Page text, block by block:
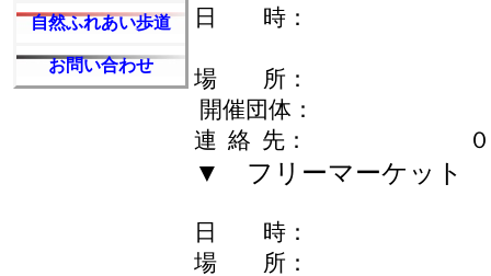
自然ふれあい歩道
お問い合わせ
日 時： 1月23日
場 所： ケヤ
開催団体： アー
連 絡 先： ０３－
▼ フリーマーケット
日 時： 1月31日
場 所： イベ